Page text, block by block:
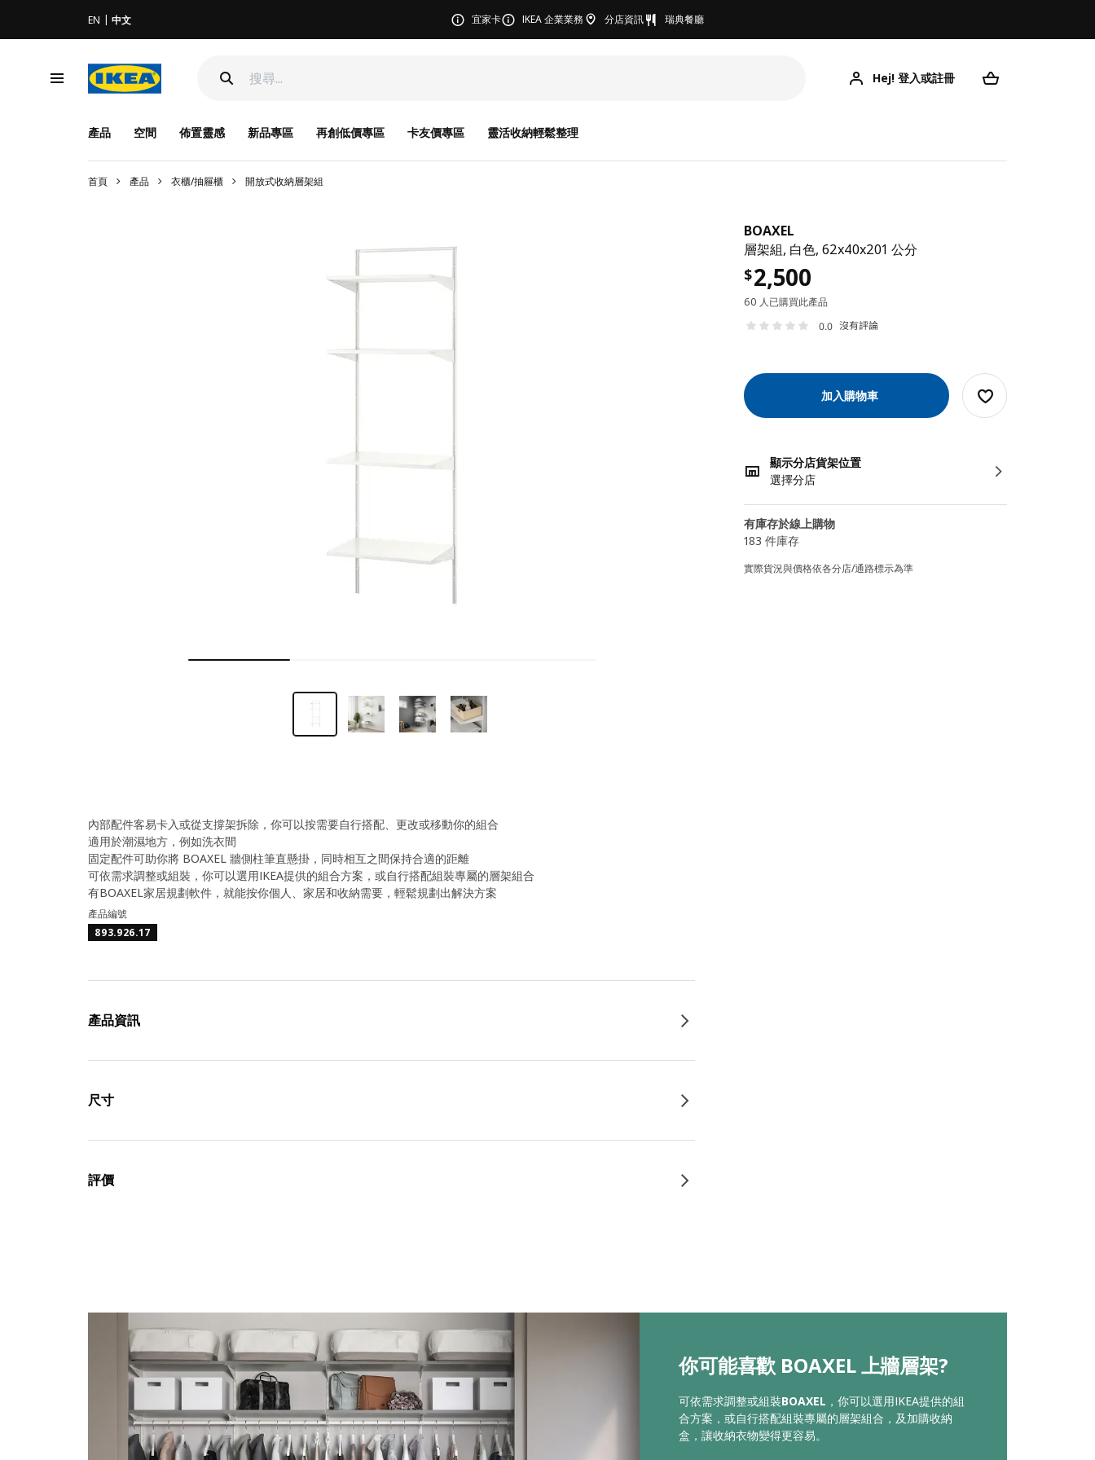
EN 中文 宜家卡 IKEA 企業業務 分店資訊 瑞典餐廳
Hej! 登入或註冊
產品 空間 佈置靈感 新品專區 再創低價專區 卡友價專區 靈活收納輕鬆整理
首頁 產品 衣櫃/抽屜櫃 開放式收納層架組
BOAXEL
層架組, 白色, 62x40x201 公分
$2,500
60 人已購買此產品
0.0 沒有評論
加入購物車
顯示分店貨架位置
選擇分店
有庫存於線上購物
183 件庫存
實際貨況與價格依各分店/通路標示為準
內部配件客易卡入或從支撐架拆除，你可以按需要自行搭配、更改或移動你的組合
適用於潮濕地方，例如洗衣間
固定配件可助你將 BOAXEL 牆側柱筆直懸掛，同時相互之間保持合適的距離
可依需求調整或組裝，你可以選用IKEA提供的組合方案，或自行搭配組裝專屬的層架組合
有BOAXEL家居規劃軟件，就能按你個人、家居和收納需要，輕鬆規劃出解決方案
產品編號
893.926.17
產品資訊
尺寸
評價
你可能喜歡 BOAXEL 上牆層架?
可依需求調整或組裝BOAXEL ，你可以選用IKEA提供的組
合方案，或自行搭配組裝專屬的層架組合，及加購收納
盒，讓收納衣物變得更容易。